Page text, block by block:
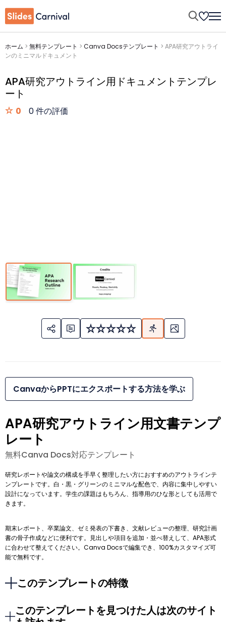
ホーム > 無料テンプレート > Canva Docsテンプレート > APA研究アウトライ
ンのミニマルドキュメント
APA研究アウトライン用ドキュメントテンプレ
ート
0 0 件の評価
CanvaからPPTにエクスポートする方法を学ぶ
APA研究アウトライン用文書テンプ
レート
無料Canva Docs対応テンプレート
研究レポートや論文の構成を手早く整理したい方におすすめのアウトラインテ
ンプレートです。白・黒・グリーンのミニマルな配色で、内容に集中しやすい
設計になっています。学生の課題はもちろん、指導用のひな形としても活用で
きます。
期末レポート、卒業論文、ゼミ発表の下書き、文献レビューの整理、研究計画
書の骨子作成などに便利です。見出しや項目を追加・並べ替えして、APA形式
に合わせて整えてください。Canva Docsで編集でき、100%カスタマイズ可
能で無料です。
このテンプレートの特徴
このテンプレートを見つけた人は次のサイト